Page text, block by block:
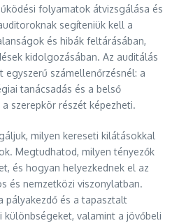
folyamatok átvizsgálása és
segíteniük kell a
és hibák feltárásában,
kidolgozásában. Az auditálás
számellenőrzésnél: a
tanácsadás és a belső
szerepkör részét képezheti.
milyen kereseti kilátásokkal
Megtudhatod, milyen tényezők
és hogyan helyezkednek el az
és nemzetközi viszonylatban.
pályakezdő és a tapasztalt
valamint a jövőbeli